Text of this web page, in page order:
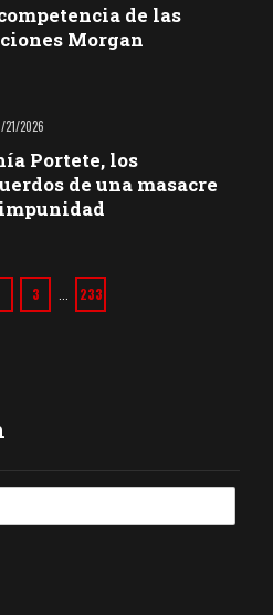
de las
Morgan
21/2026
Portete, los
de una masacre
3 233